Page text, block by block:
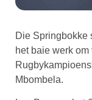
Die Springbokke
het baie werk
Mbombela.